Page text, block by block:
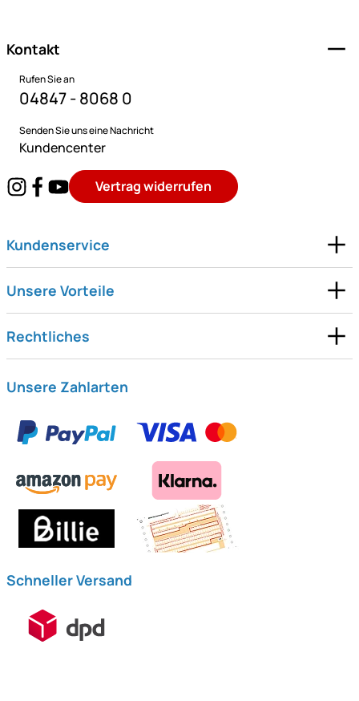
Kontakt
Rufen Sie an
04847 - 8068 0
Senden Sie uns eine Nachricht
Kundencenter
Vertrag widerrufen
Kundenservice
Unsere Vorteile
Rechtliches
Unsere Zahlarten
Schneller Versand